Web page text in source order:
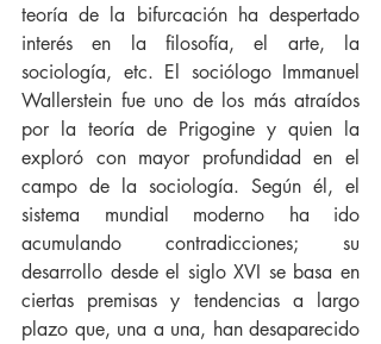
teoría de la bifurcación ha despertado
interés en la filosofía, el arte, la
sociología, etc. El sociólogo Immanuel
Wallerstein fue uno de los más atraídos
por la teoría de Prigogine y quien la
exploró con mayor profundidad en el
campo de la sociología. Según él, el
sistema mundial moderno ha ido
acumulando contradicciones; su
desarrollo desde el siglo XVI se basa en
ciertas premisas y tendencias a largo
plazo que, una a una, han desaparecido